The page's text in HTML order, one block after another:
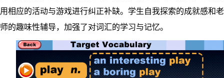
用相应的活动与游戏进行纠正补缺。学生自我探索的成就感和老
师的趣味性辅导，加强了对词汇的学习与记忆。